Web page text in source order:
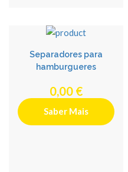
Separadores para
hamburgueres
0,00 €
Saber Mais